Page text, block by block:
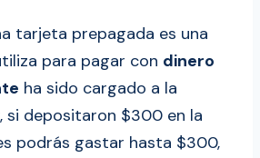
tarjeta prepagada es una
para pagar con dinero
ha sido cargado a la
si depositaron $300 en la
podrás gastar hasta $300,